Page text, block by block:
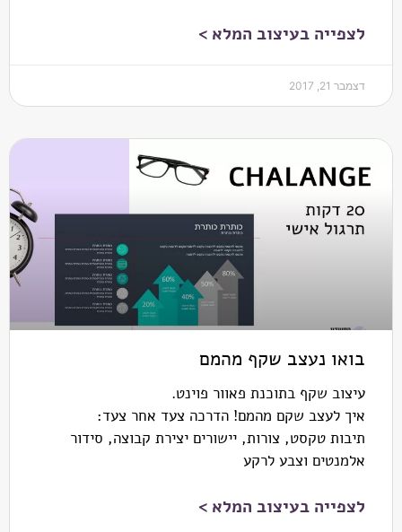
לצפייה בעיצוב המלא >
דצמבר 21, 2017
בואו נעצב שקף מהמם
עיצוב שקף בתוכנת פאוור פוינט.
איך לעצב שקם מהמם! הדרכה צעד אחר צעד:
תיבות טקסט, צורות, יישורים יצירת קבוצה, סידור
אלמנטים וצבע לרקע
לצפייה בעיצוב המלא >